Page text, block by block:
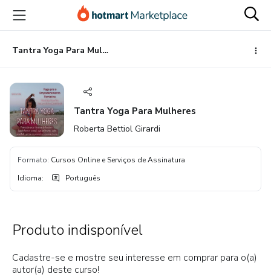
para
conteúdo
principal
para
pagamento
para
rodapé
Tantra Yoga Para Mulheres
Tantra Yoga Para Mulheres
Roberta Bettiol Girardi
Formato: Cursos Online e Serviços de Assinatura
Idioma: Português
Produto indisponível
Cadastre-se e mostre seu interesse em comprar para o(a)
autor(a) deste curso!